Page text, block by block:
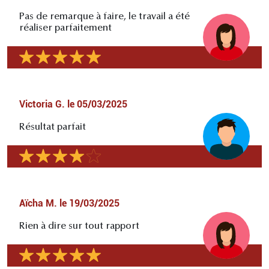
Pas de remarque à faire, le travail a été
réaliser parfaitement
Victoria G. le 05/03/2025
Résultat parfait
Aïcha M. le 19/03/2025
Rien à dire sur tout rapport